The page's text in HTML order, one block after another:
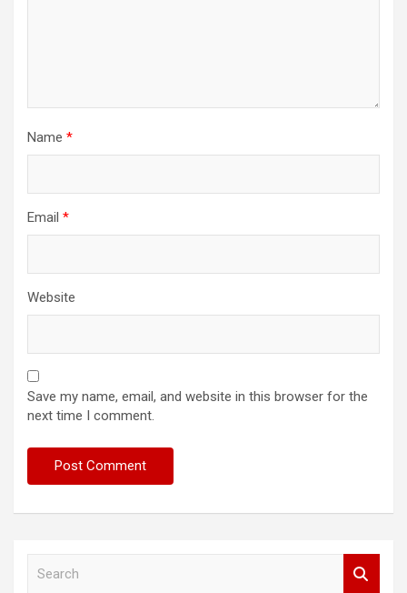
Name *
Email *
Website
Save my name, email, and website in this browser for the
next time I comment.